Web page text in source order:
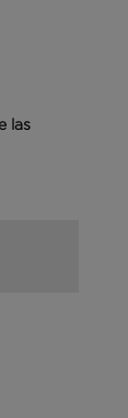
las